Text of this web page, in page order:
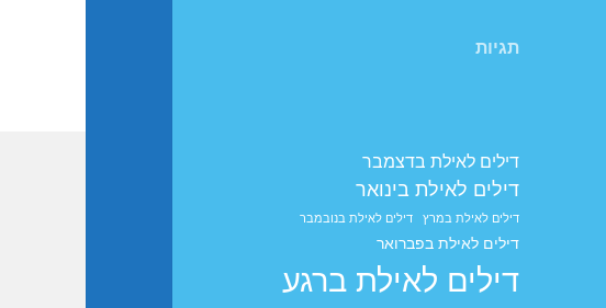
תגיות
דילים לאילת בדצמבר
דילים לאילת בינואר
דילים לאילת במרץ דילים לאילת בנובמבר
דילים לאילת בפברואר
דילים לאילת ברגע